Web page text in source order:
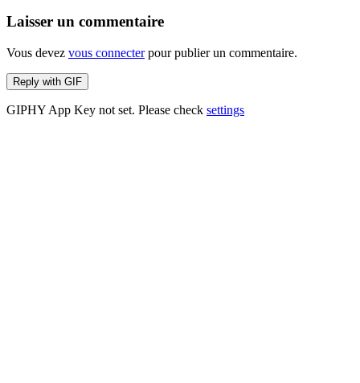
Laisser un commentaire
Vous devez vous connecterpour publier un commentaire.
Reply with GIF
GIPHY App Key not set. Please check settings